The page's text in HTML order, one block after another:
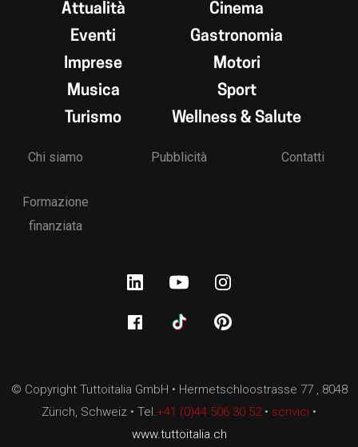
Attualità
Cinema
Eventi
Gastronomia
Imprese
Motori
Musica
Sport
Turismo
Wellness & Salute
Chi siamo Pubblicità Contatti
Formazione
finanziata
© Copyright Tuttoitalia GmbH • Hermetschloostrasse 77 , 8048
Zürich, Schweiz • Tel. +41 (0)44 506 30 52 • scrivici •
www.tuttoitalia.ch